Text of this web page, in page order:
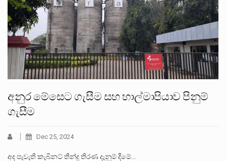
අනුර මේසෙට ගැසීම සහ හාල්මාපියාව පිනුම්
ගැසීම
Dec 25, 2024
අද පැවැති කැබිනට් තීන්දු තීරණ දැනුම් දීමේ…